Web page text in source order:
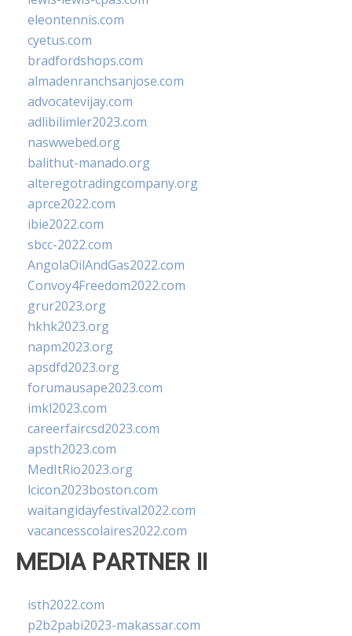
eleontennis.com
cyetus.com
bradfordshops.com
almadenranchsanjose.com
advocatevijay.com
adlibilimler2023.com
naswwebed.org
balithut-manado.org
alteregotradingcompany.org
aprce2022.com
ibie2022.com
sbcc-2022.com
AngolaOilAndGas2022.com
Convoy4Freedom2022.com
grur2023.org
hkhk2023.org
napm2023.org
apsdfd2023.org
forumausape2023.com
imkl2023.com
careerfaircsd2023.com
apsth2023.com
MedItRio2023.org
lcicon2023boston.com
waitangidayfestival2022.com
vacancesscolaires2022.com
MEDIA PARTNER II
isth2022.com
p2b2pabi2023-makassar.com